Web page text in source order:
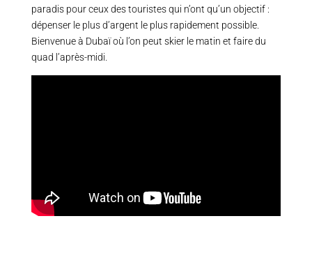
paradis pour ceux des touristes qui n’ont qu’un objectif :
dépenser le plus d’argent le plus rapidement possible.
Bienvenue à Dubaï où l’on peut skier le matin et faire du
quad l’après-midi.